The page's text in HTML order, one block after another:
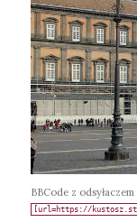
BBCode z